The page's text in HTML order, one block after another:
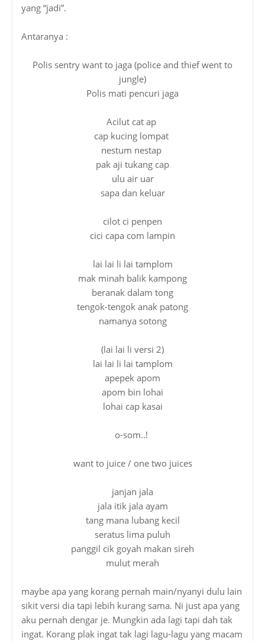
yang “jadi”.
Antaranya :
Polis sentry want to jaga (police and thief went to
jungle)
Polis mati pencuri jaga
Acilut cat ap
cap kucing lompat
nestum nestap
pak aji tukang cap
ulu air uar
sapa dan keluar
cilot ci penpen
cici capa com lampin
lai lai li lai tamplom
mak minah balik kampong
beranak dalam tong
tengok-tengok anak patong
namanya sotong
(lai lai li versi 2)
lai lai li lai tamplom
apepek apom
apom bin lohai
lohai cap kasai
o-som..!
want to juice / one two juices
janjan jala
jala itik jala ayam
tang mana lubang kecil
seratus lima puluh
panggil cik goyah makan sireh
mulut merah
maybe apa yang korang pernah main/nyanyi dulu lain
sikit versi dia tapi lebih kurang sama. Ni just apa yang
aku pernah dengar je. Mungkin ada lagi tapi dah tak
ingat. Korang plak ingat tak lagi lagu-lagu yang macam